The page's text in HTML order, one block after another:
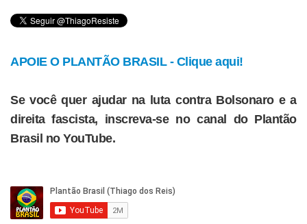
APOIE O PLANTÃO BRASIL - Clique aqui!
Se você quer ajudar na luta contra Bolsonaro e a
direita fascista, inscreva-se no canal do Plantão
Brasil no YouTube.